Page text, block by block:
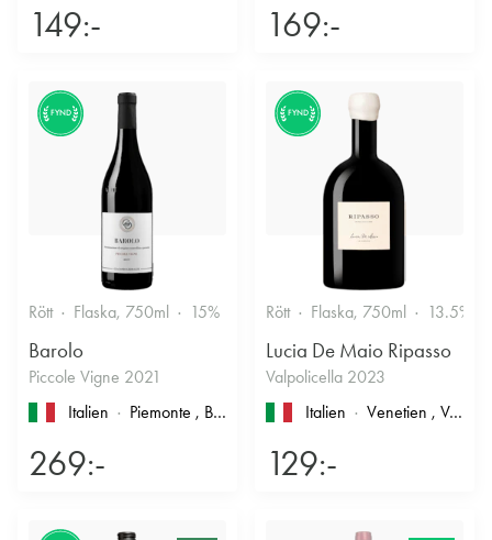
149:- 169:-
FYND
Rött Flaska, 750ml 15% Stramt & Nyanserat
Barolo
Piccole Vigne 2021
Italien
Piemonte , Barolo
269:-
FYND
Rött Flaska, 750ml 13.5%
Lucia De Maio Ripasso
Valpolicella 2023
Italien
Venetien , Valpolicella
129:-